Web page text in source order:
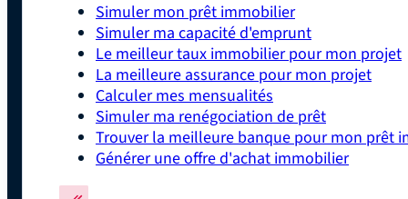
Simuler mon prêt immobilier
Simuler ma capacité d'emprunt
Le meilleur taux immobilier pour mon projet
La meilleure assurance pour mon projet
Calculer mes mensualités
Simuler ma renégociation de prêt
Trouver la meilleure banque pour mon prêt
Générer une offre d'achat immobilier